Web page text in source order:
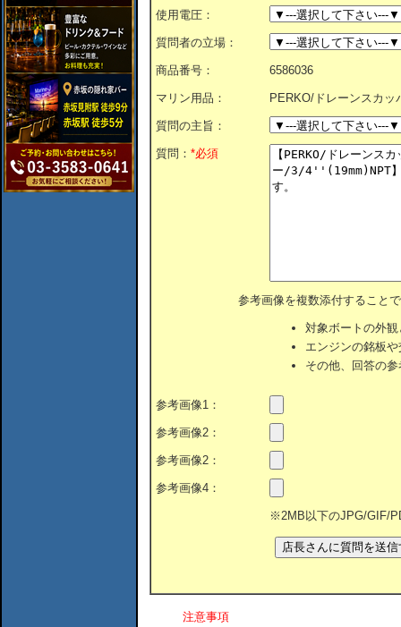
使用電圧：
質問者の立場：
商品番号： 6586036
マリン用品： PERKO/ドレーンスカッ
質問の主旨：
質問： *必須
参考画像を複数添付すること
対象ボートの外
エンジンの銘板
その他、回答の
参考画像1：
参考画像2：
参考画像2：
参考画像4：
※2MB以下のJPG/GIF/
注意事項